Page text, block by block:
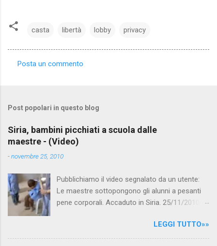
casta libertà lobby privacy
e
n
t
Posta un commento
Post popolari in questo blog
Siria, bambini picchiati a scuola dalle
maestre - (Video)
-novembre 25, 2010
Pubblichiamo il video segnalato da un utente:
Le maestre sottopongono gli alunni a pesanti
pene corporali. Accaduto in Siria. 25/11/2010
Canale 5 "Forum" si è interessato al caso,
interpellando prontamente l'ambasciata siriana,
LEGGI TUTTO»»